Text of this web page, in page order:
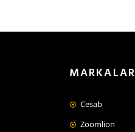
MARKALAR
Cesab
Zoomlion